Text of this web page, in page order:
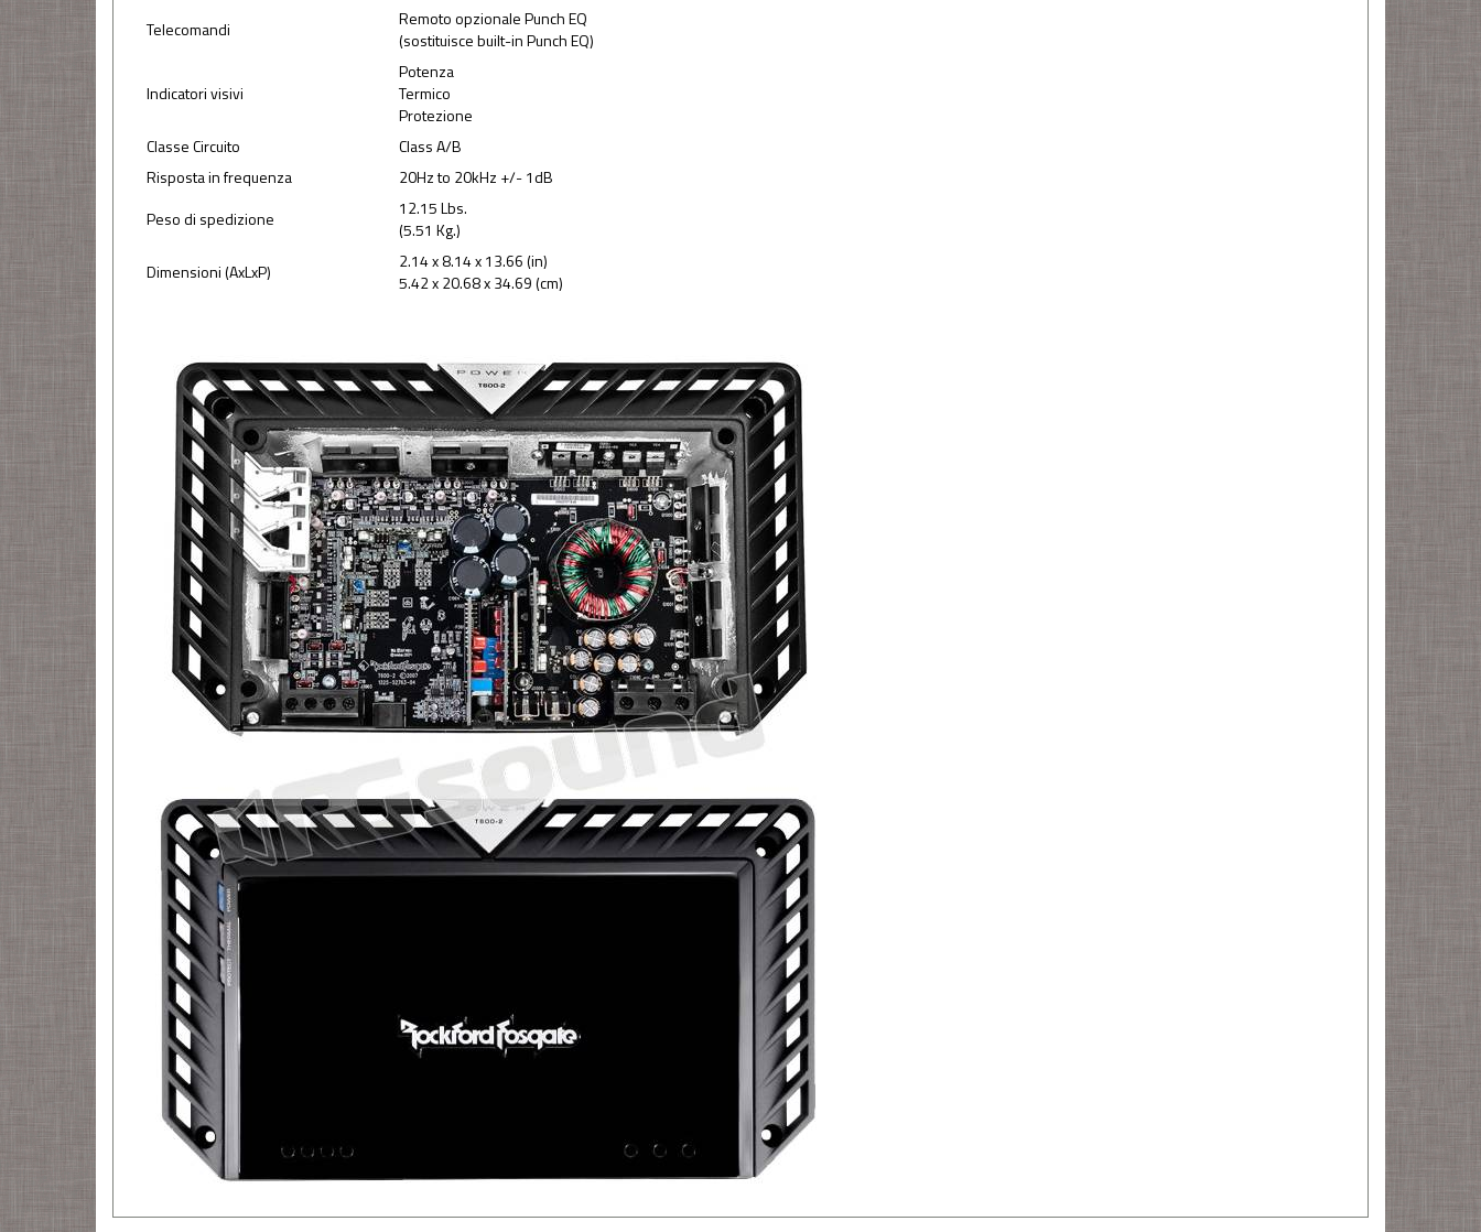
Telecomandi
Remoto opzionale Punch EQ
(sostituisce built-in Punch EQ)
Indicatori visivi
Potenza
Termico
Protezione
Classe Circuito
Class A/B
Risposta in frequenza
20Hz to 20kHz +/- 1dB
Peso di spedizione
12.15 Lbs.
(5.51 Kg.)
Dimensioni (AxLxP)
2.14 x 8.14 x 13.66 (in)
5.42 x 20.68 x 34.69 (cm)